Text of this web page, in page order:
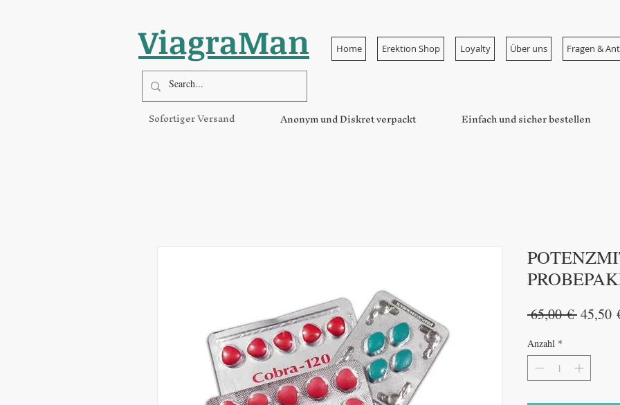
ViagraMan Home Erektion Shop Loyalty Über uns Fragen &
Sofortiger Versand Anonym und Diskret verpackt Einfach und sicher bestellen
65,00 € 45,50
Anzahl *